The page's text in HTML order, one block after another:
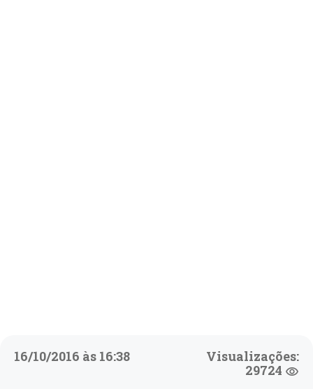
16/10/2016 às 16:38
Visualizações:
29724